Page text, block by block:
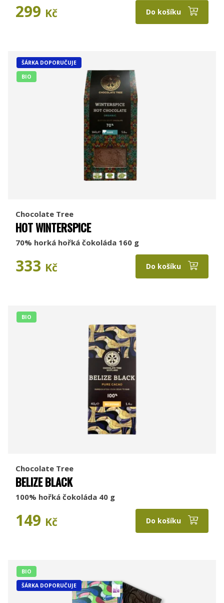
299 Kč Do košíku
ŠÁRKA DOPORUČUJE
BIO
Chocolate Tree
HOT WINTERSPICE
70% horká hořká čokoláda 160 g
333 Kč Do košíku
BIO
Chocolate Tree
BELIZE BLACK
100% hořká čokoláda 40 g
149 Kč Do košíku
BIO
ŠÁRKA DOPORUČUJE